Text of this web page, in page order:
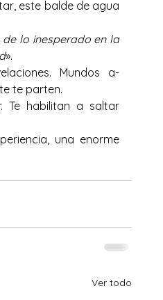
este balde de agua
de lo inesperado en la
».
Mundos a-
te parten.
Te habilitan a saltar
una enorme
Ver todo